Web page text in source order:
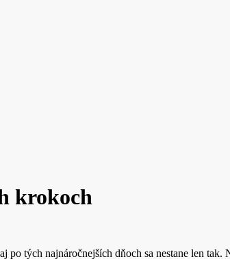
krokoch
tých najnáročnejších dňoch sa nestane len